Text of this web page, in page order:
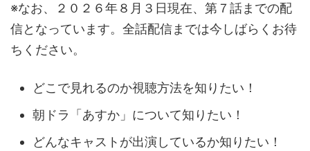
※なお、２０２６年８月３日現在、第７話までの配
信となっています。全話配信までは今しばらくお待
ちください。
どこで見れるのか視聴方法を知りたい！
朝ドラ「あすか」について知りたい！
どんなキャストが出演しているか知りたい！